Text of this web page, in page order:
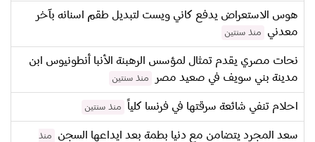
هوس الاستعراض يدفع كاني ويست لتبديل طقم اسنانه بآخر
معدني
منذ سنتين
نحات مصري يقدم تمثال لمؤسس الرهبنة الأنبا أنطونيوس ابن
مدينة بني سويف في صعيد مصر
منذ سنتين
احلام تنفي شائعة سرقتها في فرنسا كلياً منذ سنتين
سعد المجرد يتضامن مع دنيا بطمة بعد ايداعها السجن
منذ